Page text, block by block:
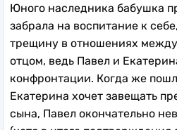
Юного наследника бабушка
забрала на воспитание к
трещину в отношениях
отцом, ведь Павел и
конфронтации. Когда же
Екатерина хочет завещать
сына, Павел окончательно